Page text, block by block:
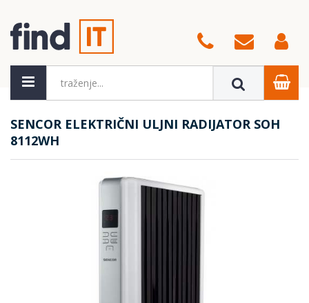
SENCOR ELEKTRIČNI ULJNI RADIJATOR SOH
8112WH